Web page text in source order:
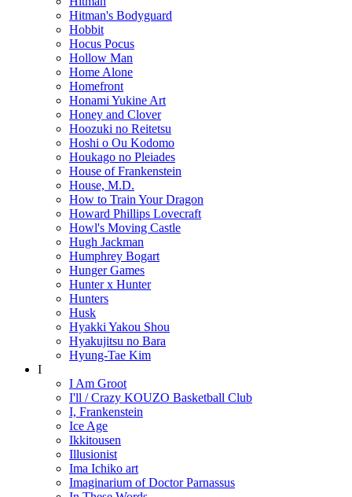
Hitman's Bodyguard
Hobbit
Hocus Pocus
Hollow Man
Home Alone
Homefront
Honami Yukine Art
Honey and Clover
Hoozuki no Reitetsu
Hoshi o Ou Kodomo
Houkago no Pleiades
House of Frankenstein
House, M.D.
How to Train Your Dragon
Howard Phillips Lovecraft
Howl's Moving Castle
Hugh Jackman
Humphrey Bogart
Hunger Games
Hunter x Hunter
Hunters
Husk
Hyakki Yakou Shou
Hyakujitsu no Bara
Hyung-Tae Kim
I
I Am Groot
I'll / Crazy KOUZO Basketball Club
I, Frankenstein
Ice Age
Ikkitousen
Illusionist
Ima Ichiko art
Imaginarium of Doctor Parnassus